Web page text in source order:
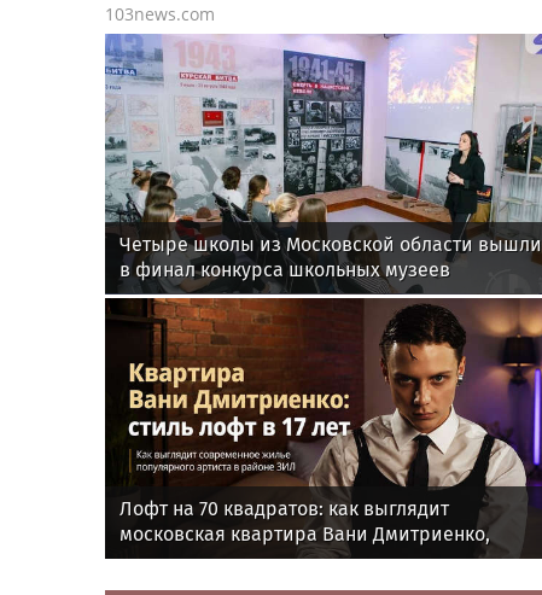
103news.com
Четыре школы из Московской области вышли
в финал конкурса школьных музеев
Лофт на 70 квадратов: как выглядит
московская квартира Вани Дмитриенко,
купленная в 17 лет